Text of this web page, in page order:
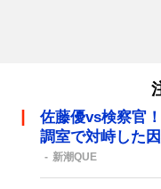
佐藤優vs検察官
調室で対峙した
新潮QUE